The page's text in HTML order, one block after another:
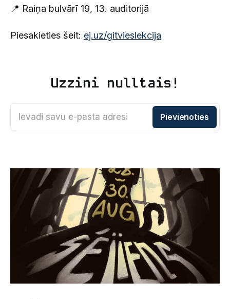
📍 Raiņa bulvārī 19, 13. auditorijā
Piesakieties šeit: ej.uz/gitvieslekcija
Uzzini nulltais!
Ievadi savu e-pasta adresi Pievienoties